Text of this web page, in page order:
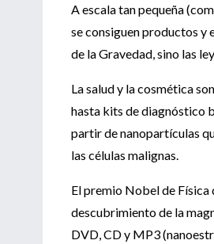
A escala tan pequeña
se consiguen productos y
de la Gravedad, sino las
La salud y la cosmética
hasta kits de diagnóstico
partir de nanopartículas
las células malignas.
El premio Nobel de
descubrimiento de la
DVD, CD y MP3